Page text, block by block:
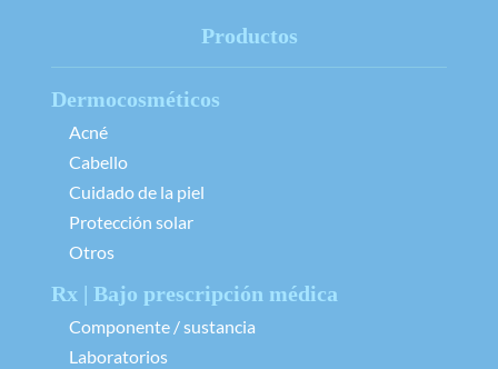
Productos
Dermocosméticos
Acné
Cabello
Cuidado de la piel
Protección solar
Otros
Rx | Bajo prescripción médica
Componente / sustancia
Laboratorios